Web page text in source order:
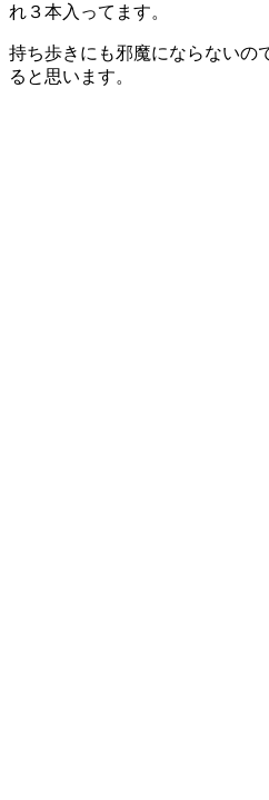
れ３本入ってます。
持ち歩きにも邪魔にならないの
ると思います。